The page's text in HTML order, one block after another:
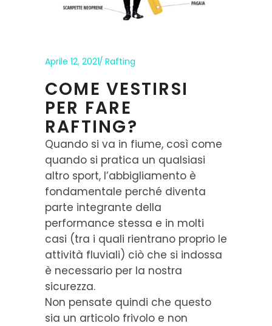
Aprile 12, 2021 Rafting
COME VESTIRSI
PER FARE
RAFTING?
Quando si va in fiume, così come
quando si pratica un qualsiasi
altro sport, l’abbigliamento è
fondamentale perché diventa
parte integrante della
performance stessa e in molti
casi (tra i quali rientrano proprio le
attività fluviali) ciò che si indossa
è necessario per la nostra
sicurezza.
Non pensate quindi che questo
sia un articolo frivolo e non